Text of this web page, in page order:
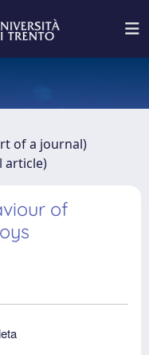
of a journal)
article)
of